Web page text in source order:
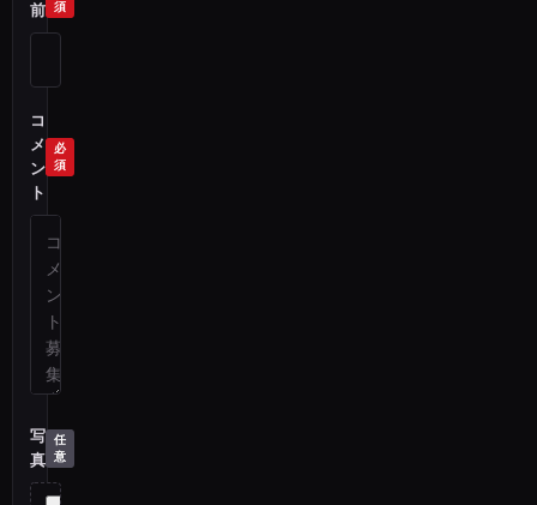
前
コ
メ
ン
ト
写
真